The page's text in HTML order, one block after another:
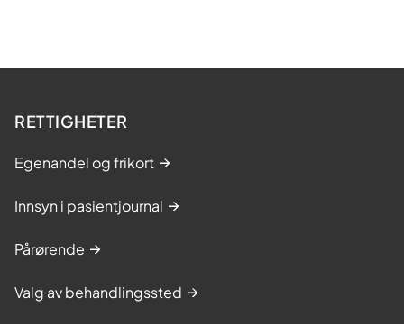
RETTIGHETER
Egenandel og frikort
Innsyn i pasientjournal
Pårørende
Valg av behandlingssted